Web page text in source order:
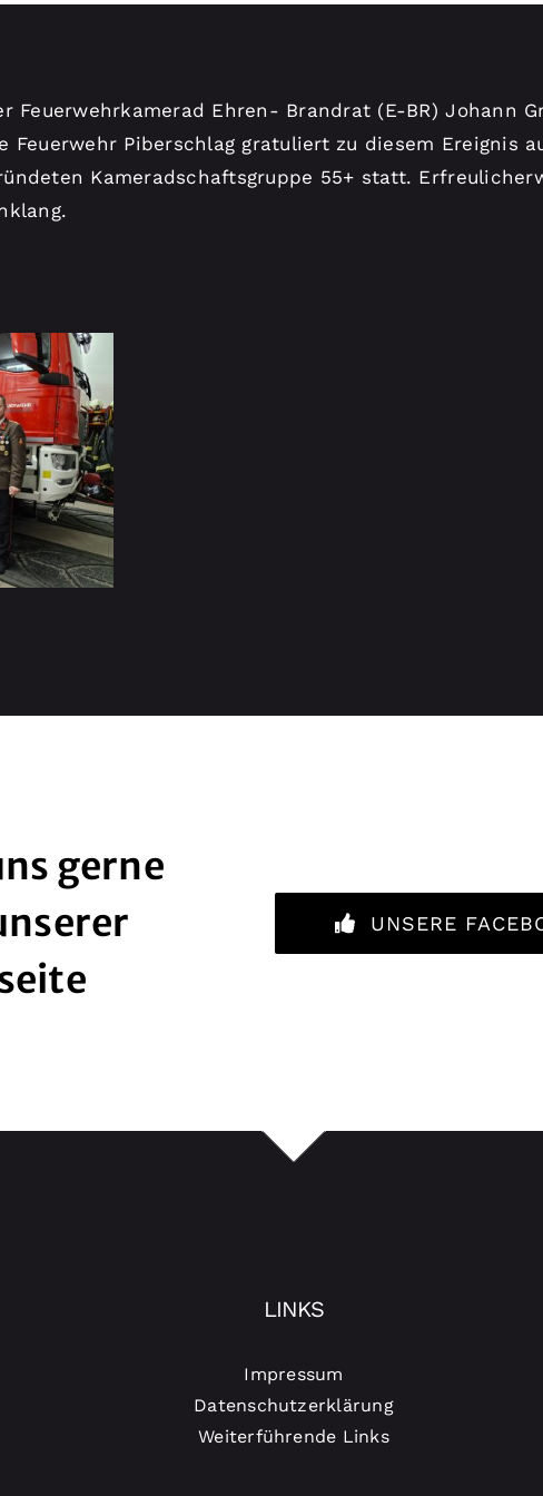
Feuerwehrkamerad Ehren- Brandrat (E-BR) Johann
Feuerwehr Piberschlag gratuliert zu diesem Ereignis
Kameradschaftsgruppe 55+ statt.
gerne
UNSERE
LINKS
Impressum
Datenschutzerklärung
Weiterführende Links